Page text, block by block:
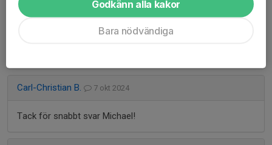
Hej, det var ett gäng ungdomar som klängde på staketet
och allmänt stökade vid klubbhuset hoppas inget är
Carl-Christian B. 7 okt 2024
Tack för snabbt svar Michael!
Godkänn alla kakor
Bara nödvändiga